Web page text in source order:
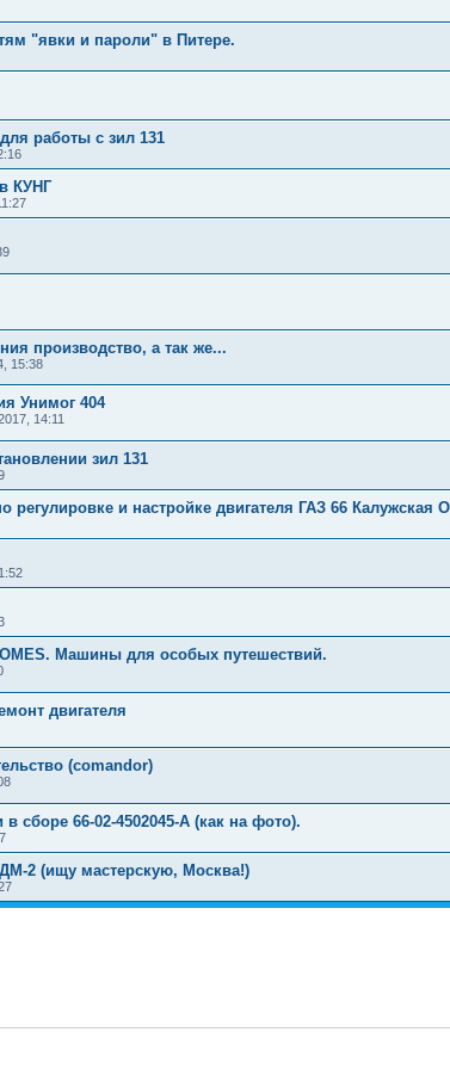
"явки и пароли" в Питере.
работы с зил 131
КУНГ
производство, а так же...
15:38
Унимог 404
14:11
зил 131
и настройке двигателя ГАЗ 66 Калужская
Машины для особых путешествий.
двигателя
(comandor)
сборе 66-02-4502045-А (как на фото).
2 (ищу мастерскую, Москва!)